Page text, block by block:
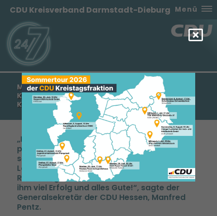
CDU Kreisverband Darmstadt-Dieburg Menü
MANFRED PENTZ: GRATULATION AN DR. MICHAEL
KOCH ZUR GEWONNENEN LANDRATSWAHL IM
KREIS HERSFELD-ROTENBURG
Im Namen der CDU Hessen und auch ganz
persönlich gratuliere ich Dr. Michael Koch
sehr herzlich zu seiner gewonnen
Landratsstichwahl im Kreis Hersfeld-
Rotenburg. Für seine Amtszeit wünsche ich
ihm viel Erfolg und alles Gute!“, sagte der
Generalsekretär der CDU Hessen, Manfred
Pentz.